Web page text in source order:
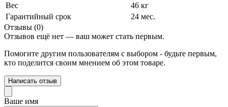
Вес
46 кг
Гарантийный срок
24 мес.
Отзывы (0)
Отзывов ещё нет — ваш может стать первым.
Помогите другим пользователям с выбором - будьте первым,
кто поделится своим мнением об этом товаре.
Написать отзыв
Ваше имя